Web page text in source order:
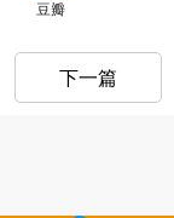
豆瓣
下一篇